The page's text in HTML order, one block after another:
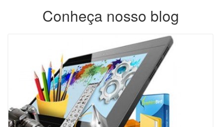
Conheça nosso blog